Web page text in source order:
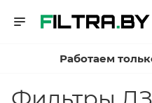
Работаем